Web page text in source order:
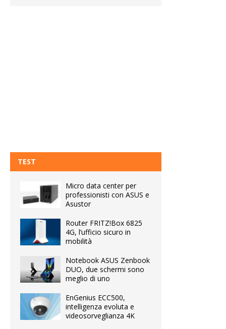
TEST
Micro data center per
professionisti con ASUS e
Asustor
Router FRITZ!Box 6825
4G, l’ufficio sicuro in
mobilità
Notebook ASUS Zenbook
DUO, due schermi sono
meglio di uno
EnGenius ECC500,
intelligenza evoluta e
videosorveglianza 4K